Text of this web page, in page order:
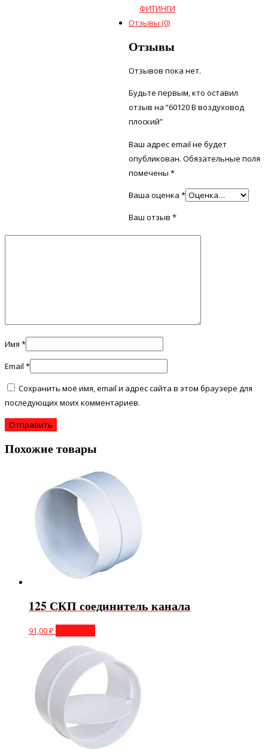
ФИТИНГИ
Отзывы (0)
Отзывы
Отзывов пока нет.
Будьте первым, кто оставил
отзыв на “60120 В воздуховод
плоский”
Ваш адрес email не будет
опубликован. Обязательные поля
помечены*
Ваша оценка*
Ваш отзыв*
Имя *
Email *
Сохранить моё имя, email и адрес сайта в этом браузере для
последующих моих комментариев.
Похожие товары
125 СКП соединитель канала
91,00₽